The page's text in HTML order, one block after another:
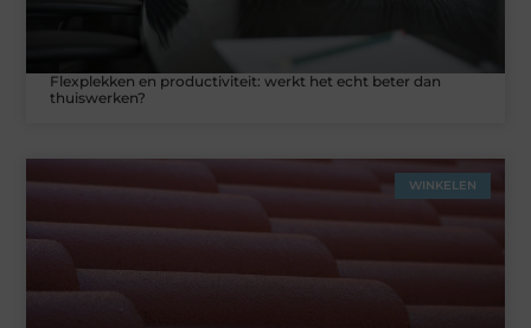
Flexplekken en productiviteit: werkt het echt beter dan
thuiswerken?
WINKELEN